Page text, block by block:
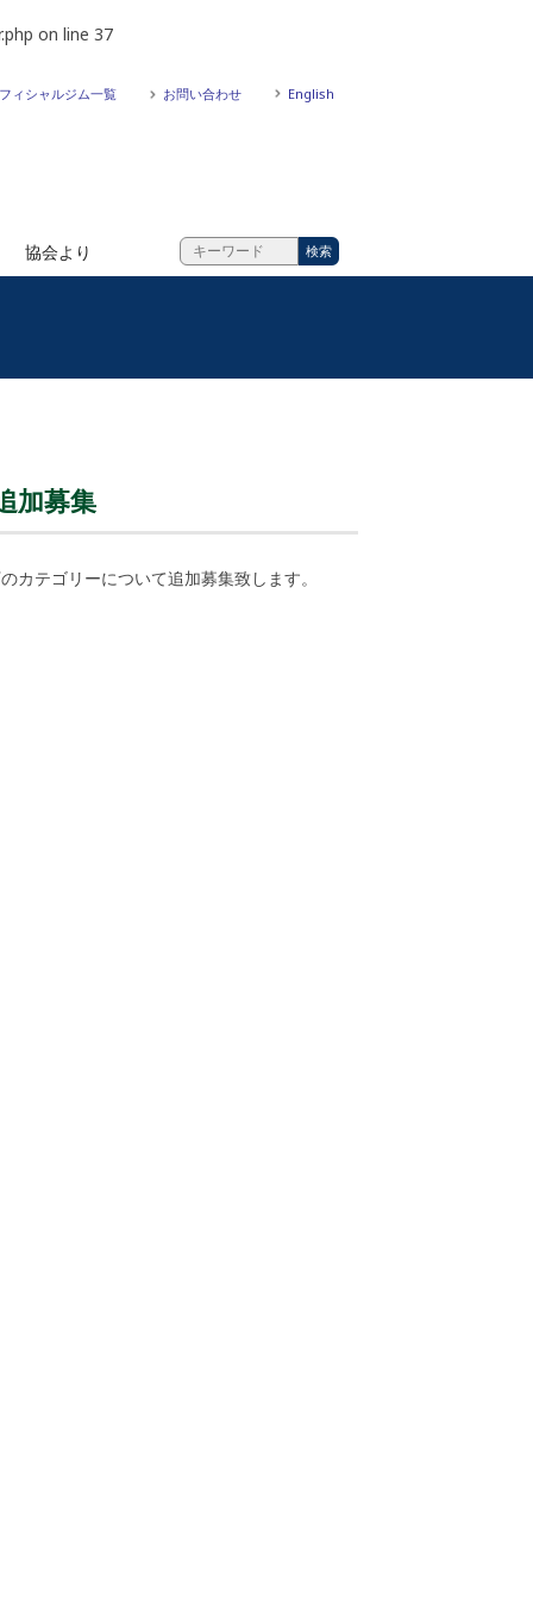
on line 37
ィシャルジム一覧 お問い合わせ English
協会より
加募集
カテゴリーについて追加募集致します。